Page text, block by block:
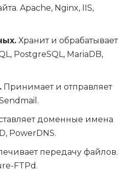
Apache, Nginx, IIS,
Хранит и обрабатывает
PostgreSQL, MariaDB,
Принимает и отправляет
доменные имена
PowerDNS.
передачу файлов.
FTPd.